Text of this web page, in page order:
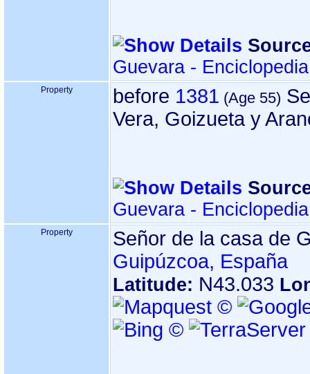
Guevara -
Property before 1381
Vera, Goizueta y
Guevara -
Property
Señor de la casa de
Guipúzcoa, España
Latitude: N43.033